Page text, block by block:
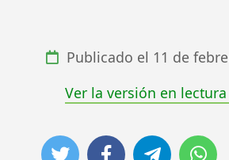
Publicado el 11 de
Ver la versión en